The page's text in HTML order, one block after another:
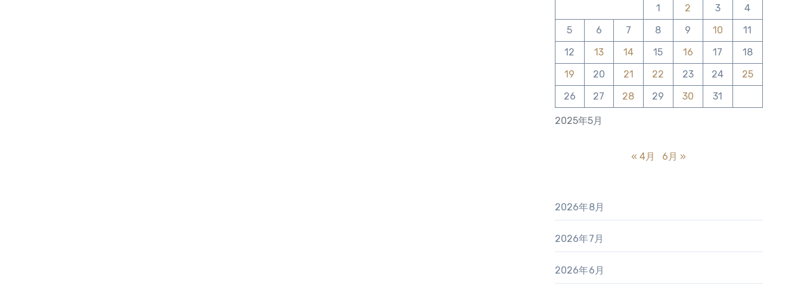
2025年5月
1 2 3
4
5
6 7 8 9 10
11
12
13 14 15 16 17
18
19
20 21 22 23 24
25
26
27 28 29 30 31
« 4月 6月 »
2026年8月
2026年7月
2026年6月